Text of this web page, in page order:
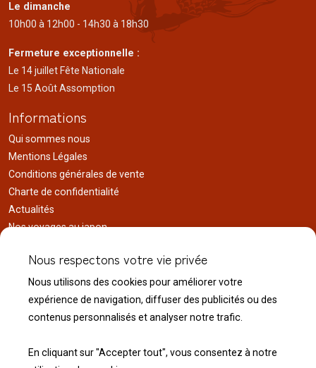
Le dimanche
10h00 à 12h00 - 14h30 à 18h30
Fermeture exceptionnelle :
Le 14 juillet Fête Nationale
Le 15 Août Assomption
Informations
Qui sommes nous
Mentions Légales
Conditions générales de vente
Charte de confidentialité
Actualités
Nos voyages au japon
Liens utiles
Service client
Nous contacter
Modalité de retour
Nous respectons votre vie privée
Nous utilisons des cookies pour améliorer votre
expérience de navigation, diffuser des publicités ou des
contenus personnalisés et analyser notre trafic.
En cliquant sur "Accepter tout", vous consentez à notre